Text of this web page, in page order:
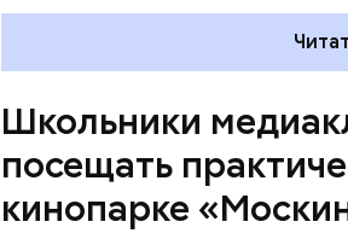
Школьники
посещать
кинопарке
профессионалами индустрии
основами кинопроизводства.